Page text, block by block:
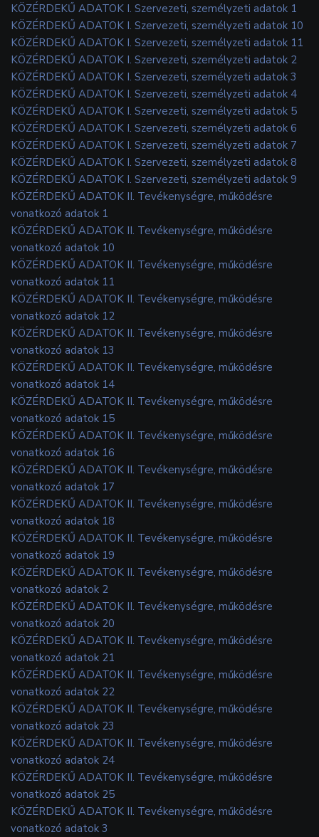
KÖZÉRDEKŰ ADATOK I. Szervezeti, személyzeti adatok 1
KÖZÉRDEKŰ ADATOK I. Szervezeti, személyzeti adatok 10
KÖZÉRDEKŰ ADATOK I. Szervezeti, személyzeti adatok 11
KÖZÉRDEKŰ ADATOK I. Szervezeti, személyzeti adatok 2
KÖZÉRDEKŰ ADATOK I. Szervezeti, személyzeti adatok 3
KÖZÉRDEKŰ ADATOK I. Szervezeti, személyzeti adatok 4
KÖZÉRDEKŰ ADATOK I. Szervezeti, személyzeti adatok 5
KÖZÉRDEKŰ ADATOK I. Szervezeti, személyzeti adatok 6
KÖZÉRDEKŰ ADATOK I. Szervezeti, személyzeti adatok 7
KÖZÉRDEKŰ ADATOK I. Szervezeti, személyzeti adatok 8
KÖZÉRDEKŰ ADATOK I. Szervezeti, személyzeti adatok 9
KÖZÉRDEKŰ ADATOK II. Tevékenységre, működésre
vonatkozó adatok 1
KÖZÉRDEKŰ ADATOK II. Tevékenységre, működésre
vonatkozó adatok 10
KÖZÉRDEKŰ ADATOK II. Tevékenységre, működésre
vonatkozó adatok 11
KÖZÉRDEKŰ ADATOK II. Tevékenységre, működésre
vonatkozó adatok 12
KÖZÉRDEKŰ ADATOK II. Tevékenységre, működésre
vonatkozó adatok 13
KÖZÉRDEKŰ ADATOK II. Tevékenységre, működésre
vonatkozó adatok 14
KÖZÉRDEKŰ ADATOK II. Tevékenységre, működésre
vonatkozó adatok 15
KÖZÉRDEKŰ ADATOK II. Tevékenységre, működésre
vonatkozó adatok 16
KÖZÉRDEKŰ ADATOK II. Tevékenységre, működésre
vonatkozó adatok 17
KÖZÉRDEKŰ ADATOK II. Tevékenységre, működésre
vonatkozó adatok 18
KÖZÉRDEKŰ ADATOK II. Tevékenységre, működésre
vonatkozó adatok 19
KÖZÉRDEKŰ ADATOK II. Tevékenységre, működésre
vonatkozó adatok 2
KÖZÉRDEKŰ ADATOK II. Tevékenységre, működésre
vonatkozó adatok 20
KÖZÉRDEKŰ ADATOK II. Tevékenységre, működésre
vonatkozó adatok 21
KÖZÉRDEKŰ ADATOK II. Tevékenységre, működésre
vonatkozó adatok 22
KÖZÉRDEKŰ ADATOK II. Tevékenységre, működésre
vonatkozó adatok 23
KÖZÉRDEKŰ ADATOK II. Tevékenységre, működésre
vonatkozó adatok 24
KÖZÉRDEKŰ ADATOK II. Tevékenységre, működésre
vonatkozó adatok 25
KÖZÉRDEKŰ ADATOK II. Tevékenységre, működésre
vonatkozó adatok 3